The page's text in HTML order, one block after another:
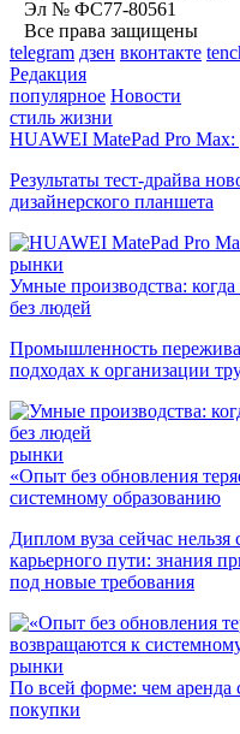
Эл № ФС77-80561
Все права защищены
telegram дзен вконтакте
Редакция
популярное Новости
стиль жизни
HUAWEI MatePad Pro Max:
Результаты тест-драйва
дизайнерского планшета
рынки
Умные производства:
без людей
Промышленность
подходах к организации
рынки
«Опыт без обновления
системному образованию
Диплом вуза сейчас нельзя
карьерного пути: знания
под новые требования
рынки
По всей форме: чем аренда
покупки